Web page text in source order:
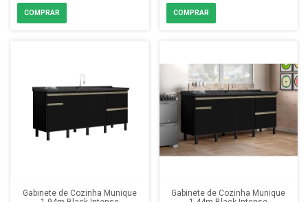
Gabinete de Cozinha Munique
Gabinete de Cozinha Munique